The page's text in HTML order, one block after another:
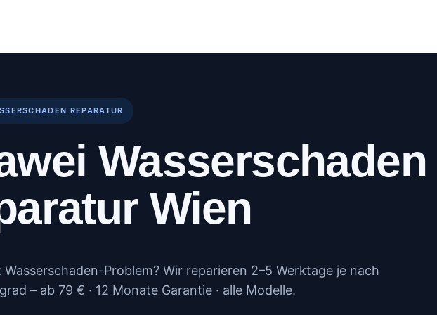
REPARATUR
Wasserschaden
Wien
Wasserschaden-Problem? Wir reparieren 2–5 Werktage je nach
– ab 79 € · 12 Monate Garantie · alle Modelle.